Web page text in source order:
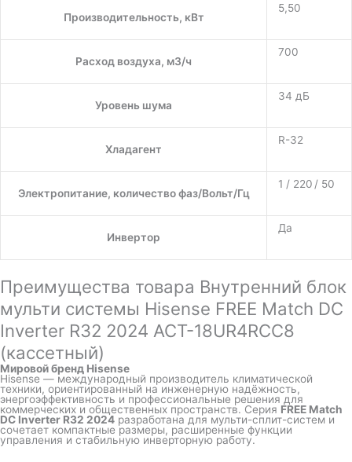
Производительность, кВт
5,50
Расход воздуха, м3/ч
700
Уровень шума
34 дБ
Хладагент
R-32
Электропитание, количество фаз/Вольт/Гц
1 / 220 / 50
Инвертор
Да
Преимущества товара Внутренний блок
мульти системы Hisense FREE Match DC
Inverter R32 2024 ACT-18UR4RCC8
(кассетный)
Мировой бренд Hisense
Hisense — международный производитель климатической
техники, ориентированный на инженерную надёжность,
энергоэффективность и профессиональные решения для
коммерческих и общественных пространств. Серия FREE Match
DC Inverter R32 2024 разработана для мульти-сплит-систем и
сочетает компактные размеры, расширенные функции
управления и стабильную инверторную работу.